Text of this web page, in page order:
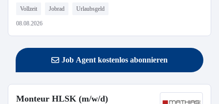
Vollzeit Jobrad Urlaubsgeld
08.08.2026
Job Agent kostenlos abonnieren
Monteur HLSK (m/w/d)